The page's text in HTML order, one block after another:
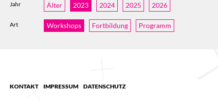
Jahr Älter 2023 2024 2025 2026
Art Workshops Fortbildung Programm
KONTAKT IMPRESSUM DATENSCHUTZ